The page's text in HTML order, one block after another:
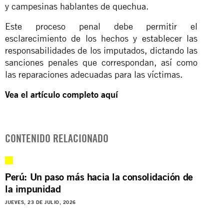
y campesinas hablantes de quechua.
Este proceso penal debe permitir el
esclarecimiento de los hechos y establecer las
responsabilidades de los imputados, dictando las
sanciones penales que correspondan, así como
las reparaciones adecuadas para las víctimas.
Vea el artículo completo aquí
CONTENIDO RELACIONADO
Perú: Un paso más hacia la consolidación de
la impunidad
JUEVES, 23 DE JULIO, 2026